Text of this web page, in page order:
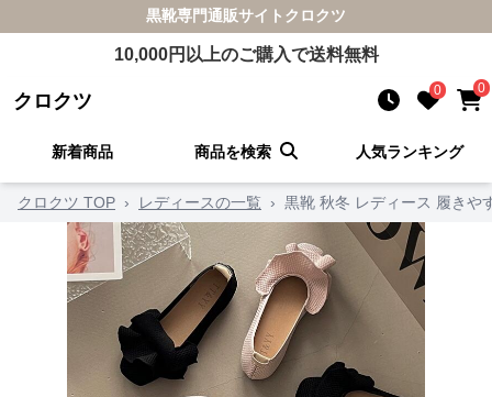
黒靴専門通販サイト クロクツ
10,000円以上のご購入で送料無料
クロクツ 0 0
新着商品 商品を検索 人気ランキング
クロクツ TOP › レディースの一覧 › 黒靴 秋冬 レディース 履きや